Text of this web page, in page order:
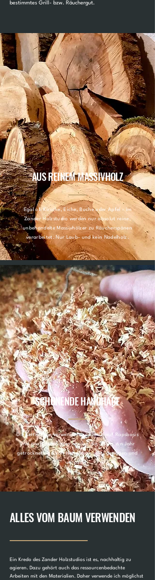
bestimmtes Grill- bzw. Räuchergut.
AUS REINEM MASSIVHOLZ
Egal ob Kirsche, Eiche, Buche oder Apfel - im
Zander Holzstudio werden nur absolut reine,
unbehandelte Massivhölzer zu Räucherspänen
verarbeitet. Nur Laub- und kein Nadelholz.
SCHONENDE HANDHABE
Die Kettensäge verwendet nur Bio-Öl auf Rapsbasis
und nach dem Sägen werden die Späne ein Jahr
getrocknet und von Hand vermischt, gewogen und
verpackt.
ALLES VOM BAUM VERWENDEN
Ein Kredo des Zander Holzstudios ist es, nachhaltig zu
agieren. Dazu gehört auch das ressourcenbedachte
Arbeiten mit den Materialien. Daher verwende ich möglichst